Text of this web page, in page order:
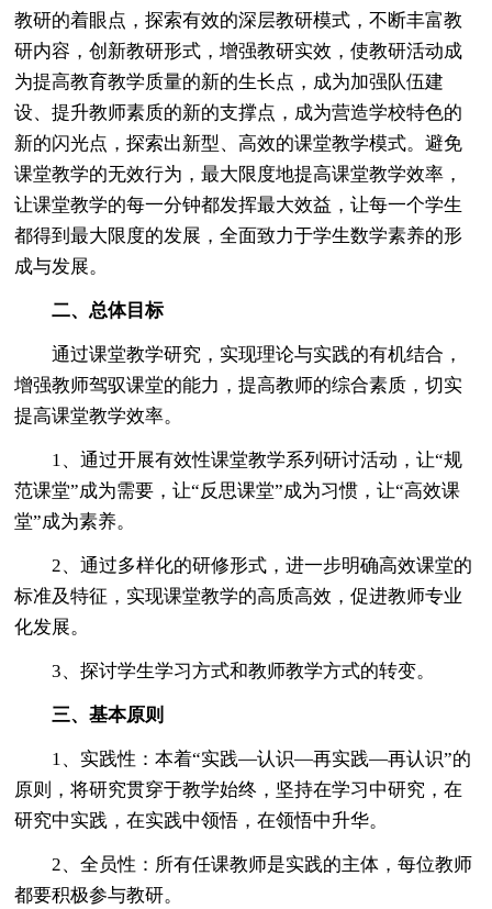
教研的着眼点，探索有效的深层教研模式，不断丰富教
研内容，创新教研形式，增强教研实效，使教研活动成
为提高教育教学质量的新的生长点，成为加强队伍建
设、提升教师素质的新的支撑点，成为营造学校特色的
新的闪光点，探索出新型、高效的课堂教学模式。避免
课堂教学的无效行为，最大限度地提高课堂教学效率，
让课堂教学的每一分钟都发挥最大效益，让每一个学生
都得到最大限度的发展，全面致力于学生数学素养的形
成与发展。
二、总体目标
通过课堂教学研究，实现理论与实践的有机结合，
增强教师驾驭课堂的能力，提高教师的综合素质，切实
提高课堂教学效率。
1、通过开展有效性课堂教学系列研讨活动，让“规
范课堂”成为需要，让“反思课堂”成为习惯，让“高效课
堂”成为素养。
2、通过多样化的研修形式，进一步明确高效课堂的
标准及特征，实现课堂教学的高质高效，促进教师专业
化发展。
3、探讨学生学习方式和教师教学方式的转变。
三、基本原则
1、实践性：本着“实践—认识—再实践—再认识”的
原则，将研究贯穿于教学始终，坚持在学习中研究，在
研究中实践，在实践中领悟，在领悟中升华。
2、全员性：所有任课教师是实践的主体，每位教师
都要积极参与教研。